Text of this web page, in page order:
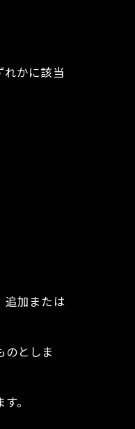
かに該当
追加または
のとしま
。